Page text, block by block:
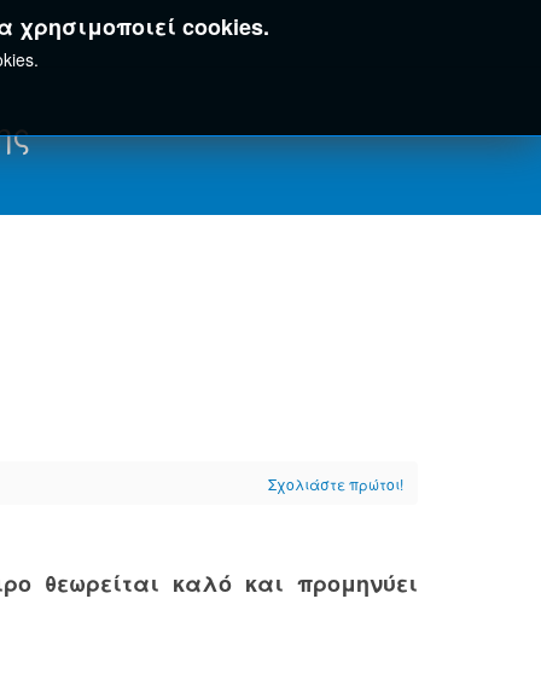
χρησιμοποιεί cookies.
Σχολιάστε πρώτοι!
θεωρείται καλό και προμηνύει